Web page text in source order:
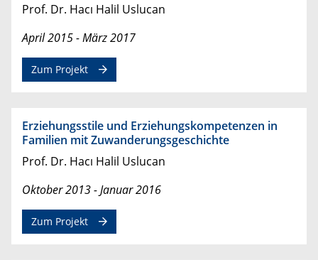
Prof. Dr. Hacı Halil Uslucan
April 2015 - März 2017
Zum Projekt
Erziehungsstile und Erziehungskompetenzen in
Familien mit Zuwanderungsgeschichte
Prof. Dr. Hacı Halil Uslucan
Oktober 2013 - Januar 2016
Zum Projekt